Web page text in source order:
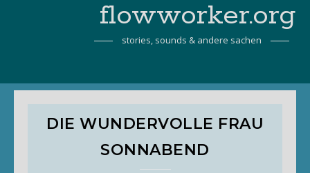
flowworker.org
stories, sounds & andere sachen
DIE WUNDERVOLLE FRAU
SONNABEND